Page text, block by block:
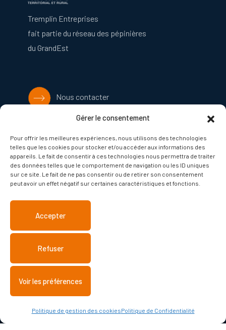
Gérer le consentement
Pour offrir les meilleures expériences, nous utilisons des technologies
telles que les cookies pour stocker et/ou accéder aux informations des
appareils. Le fait de consentir à ces technologies nous permettra de traiter
des données telles que le comportement de navigation ou les ID uniques
sur ce site. Le fait de ne pas consentir ou de retirer son consentement
peut avoir un effet négatif sur certaines caractéristiques et fonctions.
Accepter
Refuser
Voir les préférences
Politique de gestion des cookiesPolitique de Confidentialité
Tremplin Entreprises
fait partie du réseau des pépinières
du GrandEst
Nous contacter
PETR Bruche Mossig
Plan du site
Politique de gestion des cookies
Politique de Confidentialité